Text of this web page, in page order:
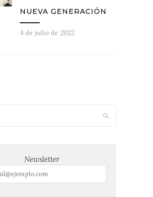
NUEVA GENERACIÓN
4 de julio de 2022
Newsletter